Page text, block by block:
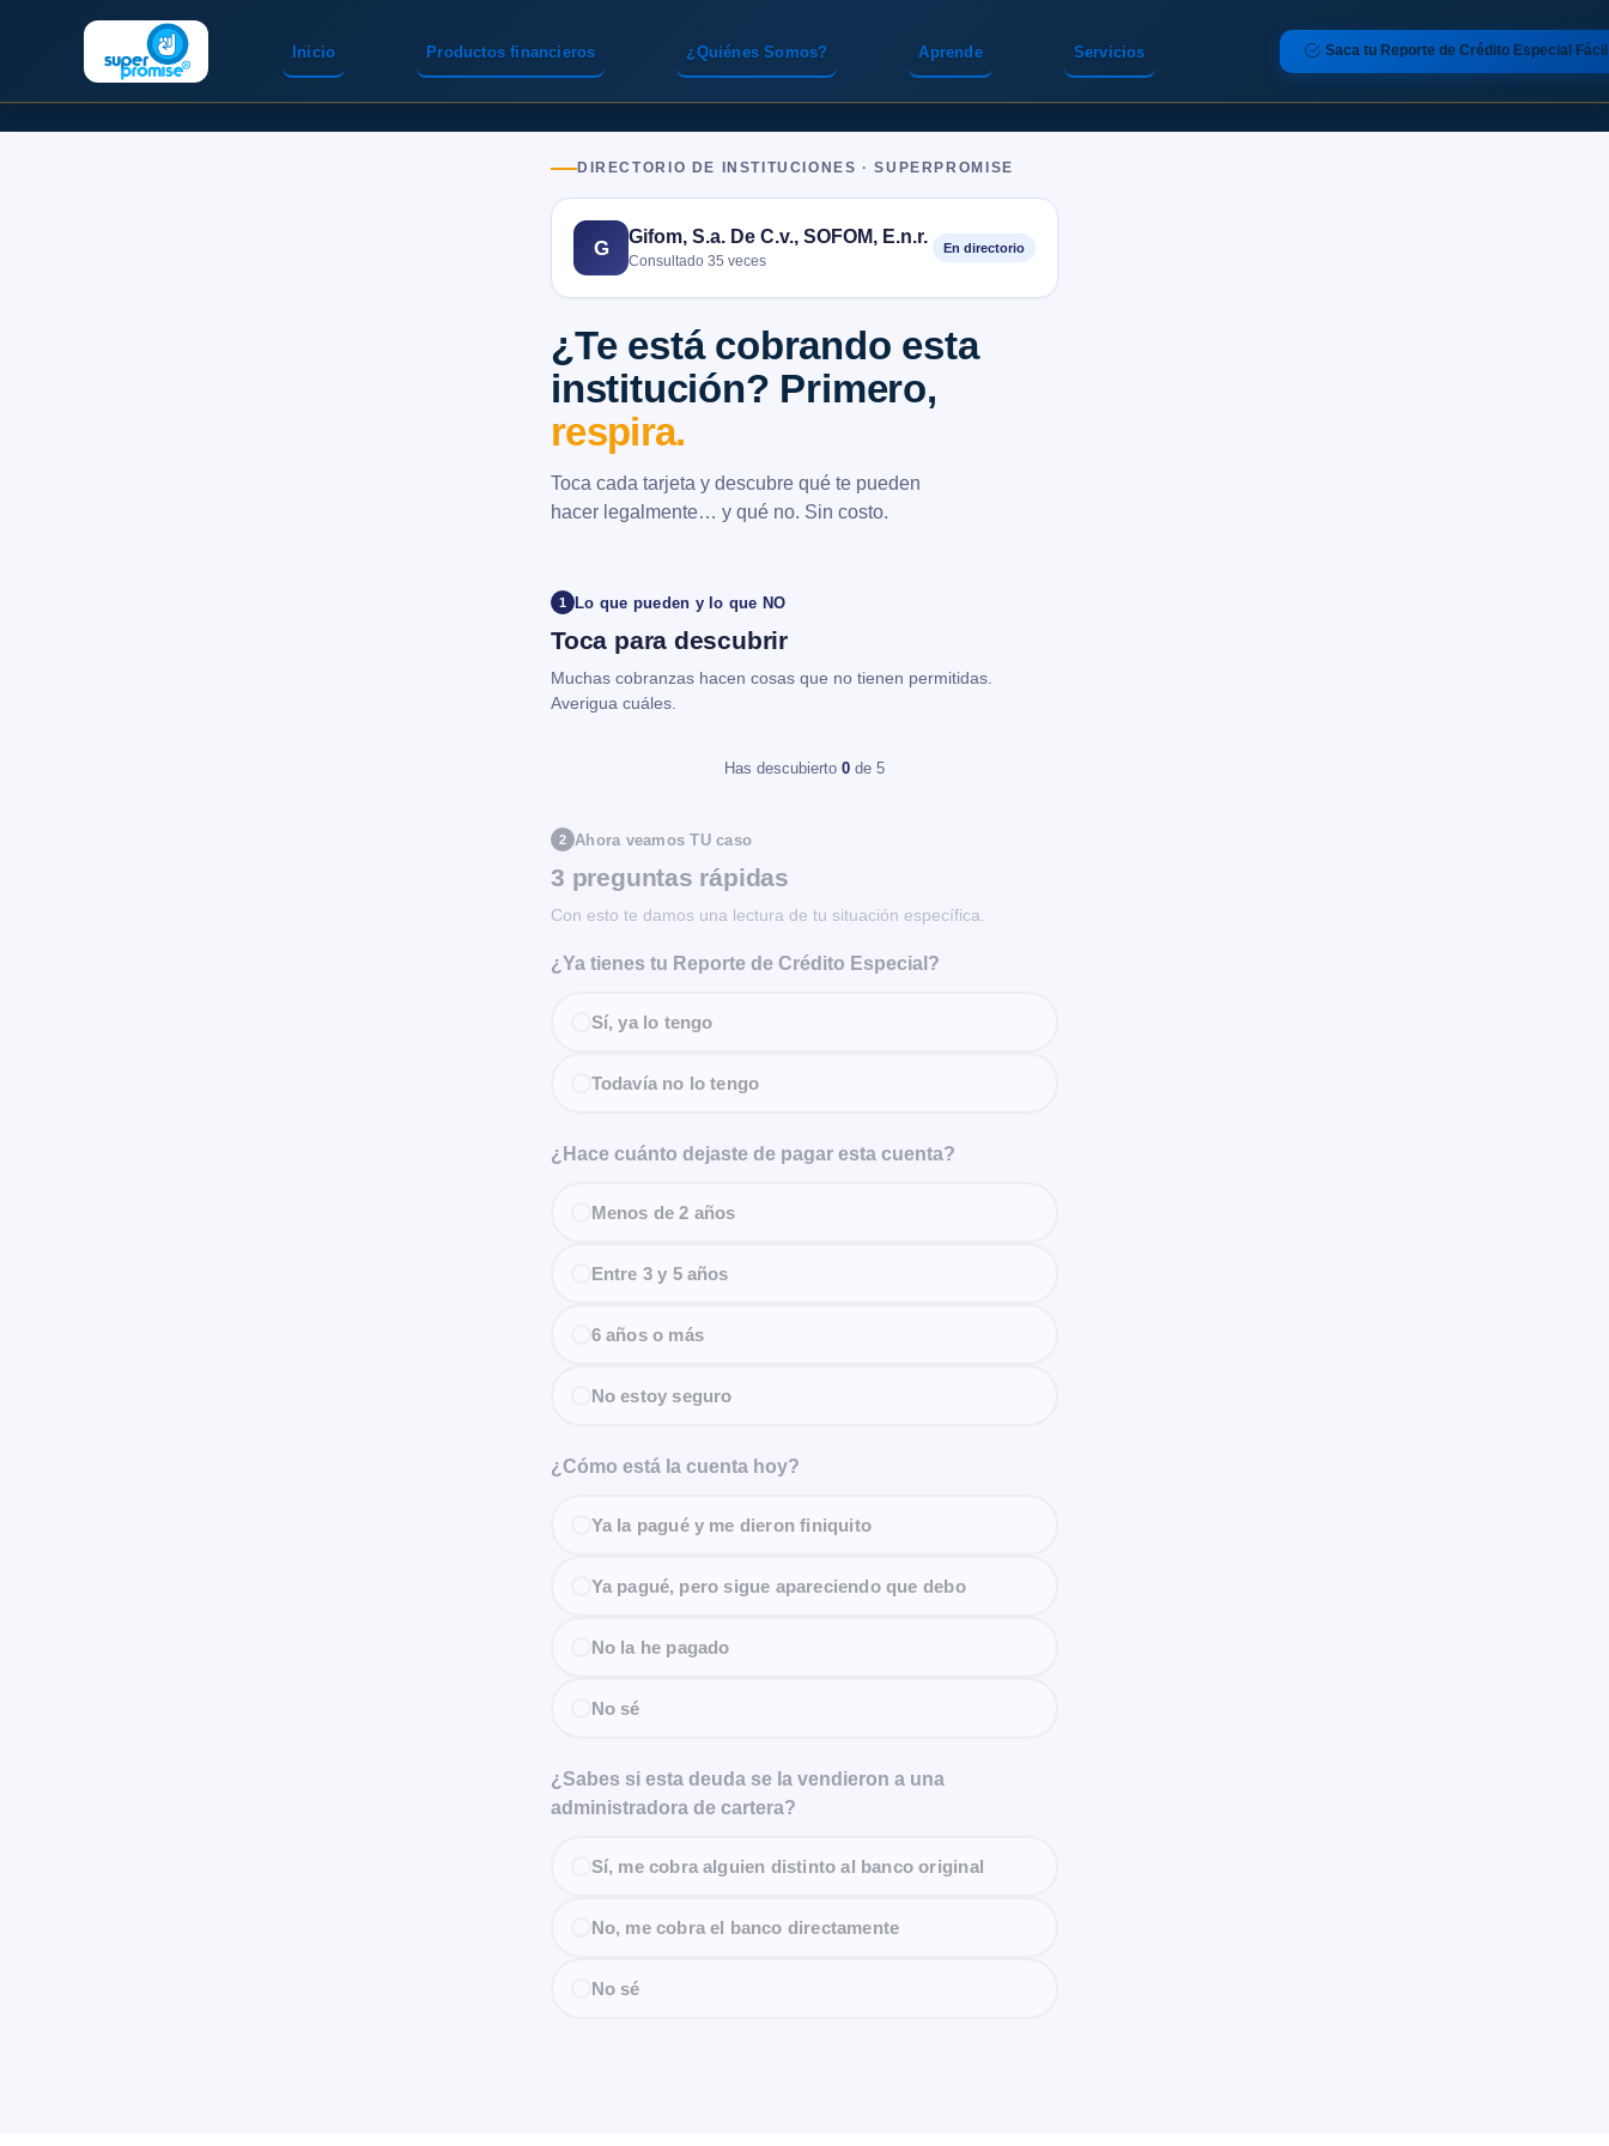
Inicio Servicios
Productos financieros ¿Quiénes Somos? Aprende Saca tu Reporte de Crédito Especial Fácil
DIRECTORIO DE INSTITUCIONES · SUPERPROMISE
G
Gifom, S.a. De C.v., SOFOM, E.n.r.
Consultado 35 veces
En directorio
¿Te está cobrando esta
institución? Primero,
respira.
Toca cada tarjeta y descubre qué te pueden
hacer legalmente… y qué no. Sin costo.
1 Lo que pueden y lo que NO
Toca para descubrir
Muchas cobranzas hacen cosas que no tienen permitidas.
Averigua cuáles.
Has descubierto 0 de 5
2 Ahora veamos TU caso
3 preguntas rápidas
Con esto te damos una lectura de tu situación específica.
¿Ya tienes tu Reporte de Crédito Especial?
Sí, ya lo tengo
Todavía no lo tengo
¿Hace cuánto dejaste de pagar esta cuenta?
Menos de 2 años
Entre 3 y 5 años
6 años o más
No estoy seguro
¿Cómo está la cuenta hoy?
Ya la pagué y me dieron finiquito
Ya pagué, pero sigue apareciendo que debo
No la he pagado
No sé
¿Sabes si esta deuda se la vendieron a una
administradora de cartera?
Sí, me cobra alguien distinto al banco original
No, me cobra el banco directamente
No sé